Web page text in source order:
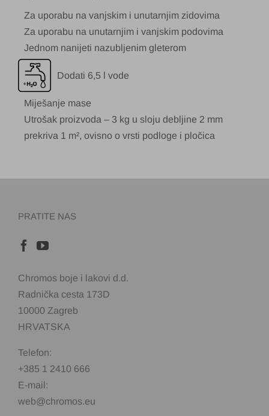
Za uporabu na vanjskim i unutarnjim zidovima
Za uporabu na unutarnjim i vanjskim podovima
Jednom nanijeti nazubljenim gleterom
Dodati 6,5 l vode
Miješanje mase
Utrošak proizvoda – 3 kg u sloju debljine 2 mm
prekriva 1 m², ovisno o vrsti podloge i pločica
PRATITE NAS
Chromos boje i lakovi d.d.
Radnička cesta 173D
10000 Zagreb
HRVATSKA
Telefon:
+385 1 2410 666
E-mail:
web@chromos.eu